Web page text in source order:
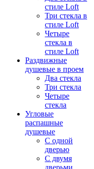
стиле Loft
Три стекла в
стиле Loft
Четыре
стекла в
стиле Loft
Раздвижные
душевые в проем
Два стекла
Три стекла
Четыре
стекла
Угловые
распашные
душевые
С одной
дверью
С двумя
дверьми